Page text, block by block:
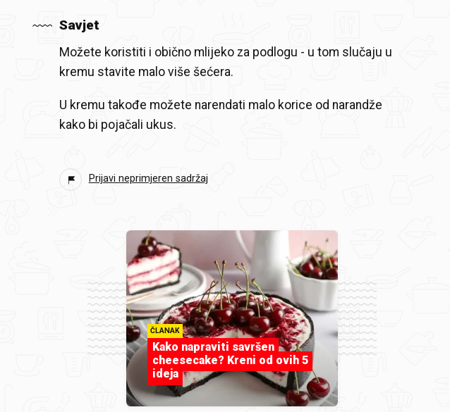
Savjet
Možete koristiti i obično mlijeko za podlogu - u tom slučaju u
kremu stavite malo više šećera.
U kremu takođe možete narendati malo korice od narandže
kako bi pojačali ukus.
Prijavi neprimjeren sadržaj
ČLANAK
Kako napraviti savršen
cheesecake? Kreni od ovih 5
ideja